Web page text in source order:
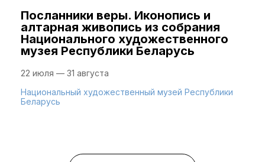
Посланники веры. Иконопись и
алтарная живопись из собрания
Национального художественного
музея Республики Беларусь
22 июля — 31 августа
Национальный художественный музей Республики
Беларусь